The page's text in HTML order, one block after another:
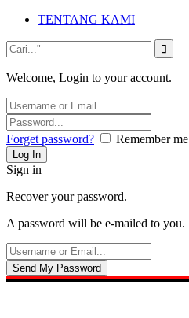
TENTANG KAMI
Welcome, Login to your account.
Forget password? Remember me
Sign in
Recover your password.
A password will be e-mailed to you.